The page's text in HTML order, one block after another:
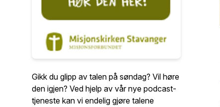
Gikk du glipp av talen på søndag? Vil høre
den igjen? Ved hjelp av vår nye podcast-
tjeneste kan vi endelig gjøre talene